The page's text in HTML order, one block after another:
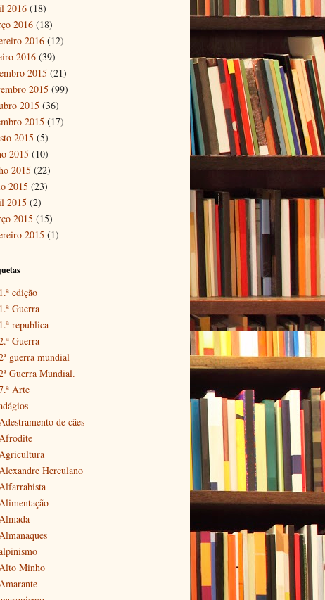
2016 (18)
2016 (18)
2016 (12)
2016 (39)
2015 (21)
2015 (99)
2015 (36)
2015 (17)
2015 (5)
2015 (10)
2015 (22)
2015 (23)
2015 (2)
2015 (15)
2015 (1)
1.ª edição
1.ª Guerra
1.ª republica
Guerra
guerra mundial
Guerra Mundial.
Arte
Adestramento de cães
Afrodite
Agricultura
Alexandre Herculano
Alfarrabista
Alimentação
Almada
Almanaques
Alto Minho
Amarante